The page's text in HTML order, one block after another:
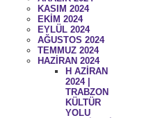
KASIM 2024
EKİM 2024
EYLÜL 2024
AĞUSTOS 2024
TEMMUZ 2024
HAZİRAN 2024
H AZİRAN
2024 |
TRABZON
KÜLTÜR
YOLU